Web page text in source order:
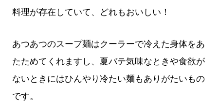
料理が存在していて、どれもおいしい！
あつあつのスープ麺はクーラーで冷えた身体をあ
たためてくれますし、夏バテ気味なときや食欲が
ないときにはひんやり冷たい麺もありがたいもの
です。